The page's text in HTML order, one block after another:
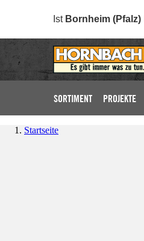
Ist Bornheim (Pfalz)
SORTIMENT PROJEKTE
Startseite